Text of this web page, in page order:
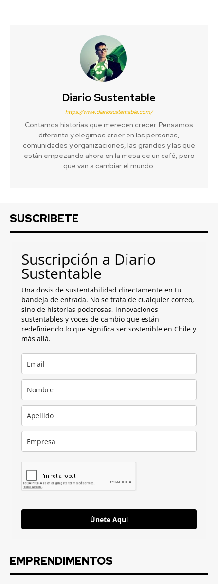
Diario Sustentable
https://www.diariosustentable.com/
Contamos historias que merecen crecer. Pensamos
diferente y elegimos creer en las personas,
comunidades y organizaciones, las grandes y las que
están empezando ahora en la mesa de un café, pero
que van a cambiar el mundo.
SUSCRIBETE
Suscripción a Diario
Sustentable
Una dosis de sustentabilidad directamente en tu
bandeja de entrada. No se trata de cualquier correo,
sino de historias poderosas, innovaciones
sustentables y voces de cambio que están
redefiniendo lo que significa ser sostenible en Chile y
más allá.
Únete Aquí
EMPRENDIMENTOS